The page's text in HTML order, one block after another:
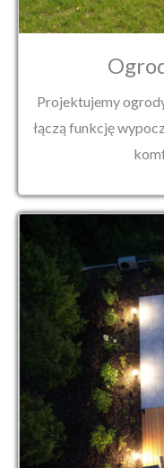
Projektujemy
łączą funkcję